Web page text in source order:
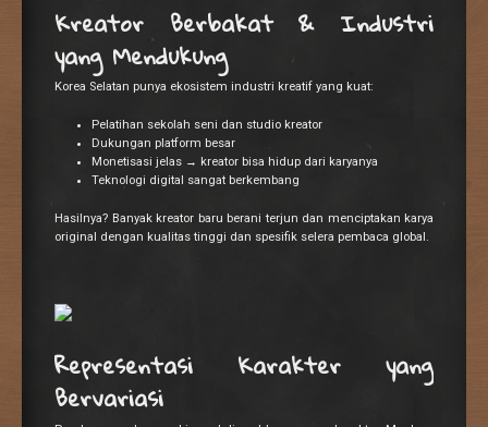
Kreator Berbakat & Industri
yang Mendukung
Korea Selatan punya ekosistem industri kreatif yang kuat:
Pelatihan sekolah seni dan studio kreator
Dukungan platform besar
Monetisasi jelas → kreator bisa hidup dari karyanya
Teknologi digital sangat berkembang
Hasilnya? Banyak kreator baru berani terjun dan menciptakan karya
original dengan kualitas tinggi dan spesifik selera pembaca global.
Representasi Karakter yang
Bervariasi